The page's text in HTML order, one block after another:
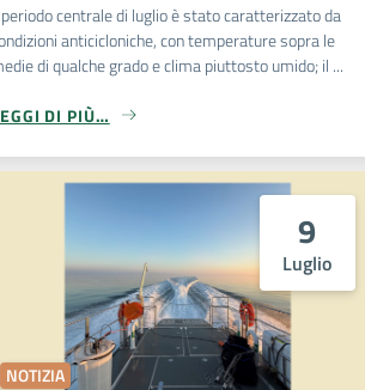
centrale di luglio è stato caratterizzato da
anticicloniche, con temperature sopra le
di qualche grado e clima piuttosto umido; il ...
DI PIÙ…
9
Luglio
NOTIZIA